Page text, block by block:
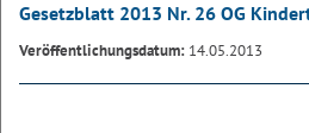
Gesetzblatt 2013 Nr. 26 OG
Veröffentlichungsdatum: 14.05.2013